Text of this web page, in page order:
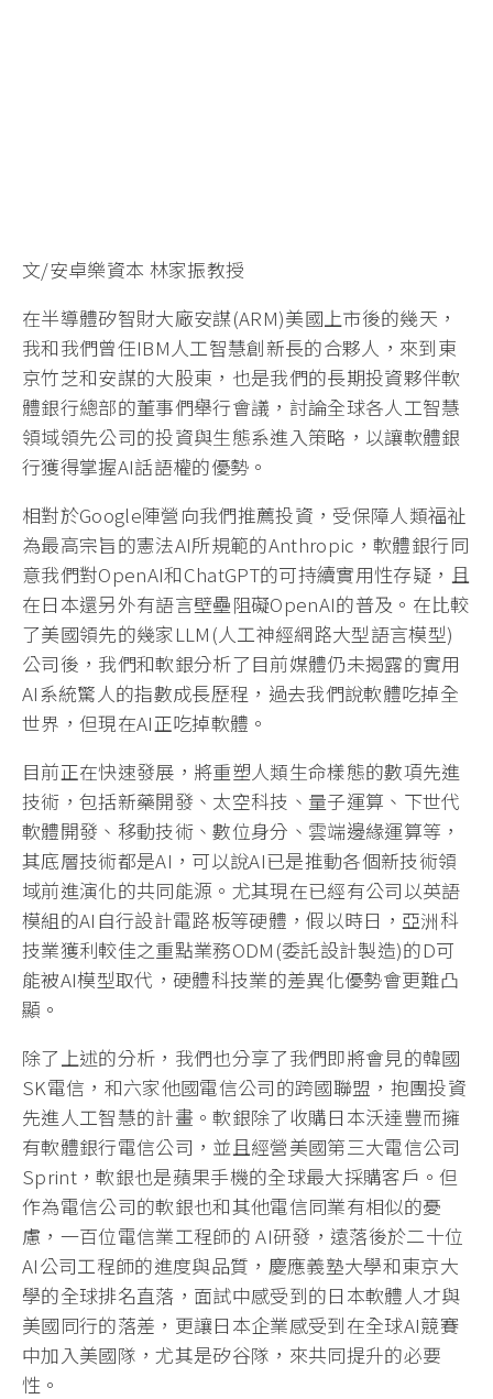
文/安卓樂資本 林家振教授
在半導體矽智財大廠安謀(ARM)美國上市後的幾天，
我和我們曾任IBM人工智慧創新長的合夥人，來到東
京竹芝和安謀的大股東，也是我們的長期投資夥伴軟
體銀行總部的董事們舉行會議，討論全球各人工智慧
領域領先公司的投資與生態系進入策略，以讓軟體銀
行獲得掌握AI話語權的優勢。
相對於Google陣營向我們推薦投資，受保障人類福祉
為最高宗旨的憲法AI所規範的Anthropic，軟體銀行同
意我們對OpenAI和ChatGPT的可持續實用性存疑，且
在日本還另外有語言壁壘阻礙OpenAI的普及。在比較
了美國領先的幾家LLM(人工神經網路大型語言模型)
公司後，我們和軟銀分析了目前媒體仍未揭露的實用
AI系統驚人的指數成長歷程，過去我們說軟體吃掉全
世界，但現在AI正吃掉軟體。
目前正在快速發展，將重塑人類生命樣態的數項先進
技術，包括新藥開發、太空科技、量子運算、下世代
軟體開發、移動技術、數位身分、雲端邊緣運算等，
其底層技術都是AI，可以說AI已是推動各個新技術領
域前進演化的共同能源。尤其現在已經有公司以英語
模組的AI自行設計電路板等硬體，假以時日，亞洲科
技業獲利較佳之重點業務ODM(委託設計製造)的D可
能被AI模型取代，硬體科技業的差異化優勢會更難凸
顯。
除了上述的分析，我們也分享了我們即將會見的韓國
SK電信，和六家他國電信公司的跨國聯盟，抱團投資
先進人工智慧的計畫。軟銀除了收購日本沃達豐而擁
有軟體銀行電信公司，並且經營美國第三大電信公司
Sprint，軟銀也是蘋果手機的全球最大採購客戶。但
作為電信公司的軟銀也和其他電信同業有相似的憂
慮，一百位電信業工程師的 AI研發，遠落後於二十位
AI公司工程師的進度與品質，慶應義塾大學和東京大
學的全球排名直落，面試中感受到的日本軟體人才與
美國同行的落差，更讓日本企業感受到在全球AI競賽
中加入美國隊，尤其是矽谷隊，來共同提升的必要
性。